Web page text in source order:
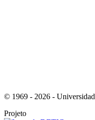
© 1969 - 2026 -
Projeto